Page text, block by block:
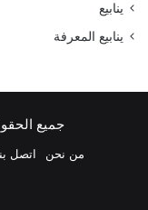
ينابيع
ينابيع المعرفة
جميع
من نحن اتصل